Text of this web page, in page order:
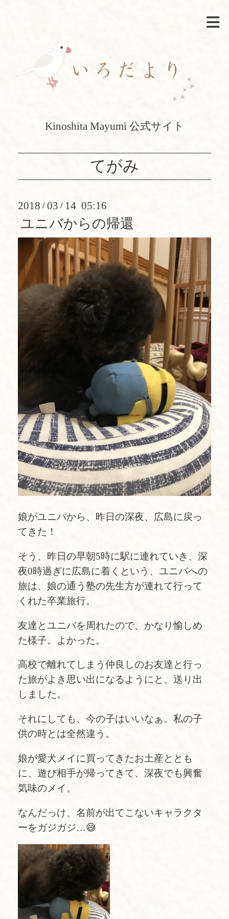
Kinoshita Mayumi 公式サイト
てがみ
2018 / 03 / 14 05:16
ユニバからの帰還
娘がユニバから、昨日の深夜、広島に戻っ
てきた！
そう、昨日の早朝5時に駅に連れていき、深
夜0時過ぎに広島に着くという、ユニバへの
旅は、娘の通う塾の先生方が連れて行って
くれた卒業旅行。
友達とユニバを周れたので、かなり愉しめ
た様子。よかった。
高校で離れてしまう仲良しのお友達と行っ
た旅がよき思い出になるようにと、送り出
しました。
それにしても、今の子はいいなぁ。私の子
供の時とは全然違う。
娘が愛犬メイに買ってきたお土産ととも
に、遊び相手が帰ってきて、深夜でも興奮
気味のメイ。
なんだっけ、名前が出てこないキャラクタ
ーをガジガジ…😅